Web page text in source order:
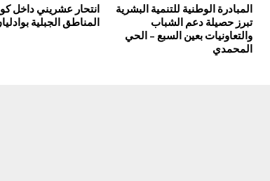
المبادرة الوطنية للتنمية البشرية
تبرز حصيلة دعم الشباب
والتعاونيات بعين السبع – الحي
المحمدي
انتحار عشريني داخل
المناطق الجبلية